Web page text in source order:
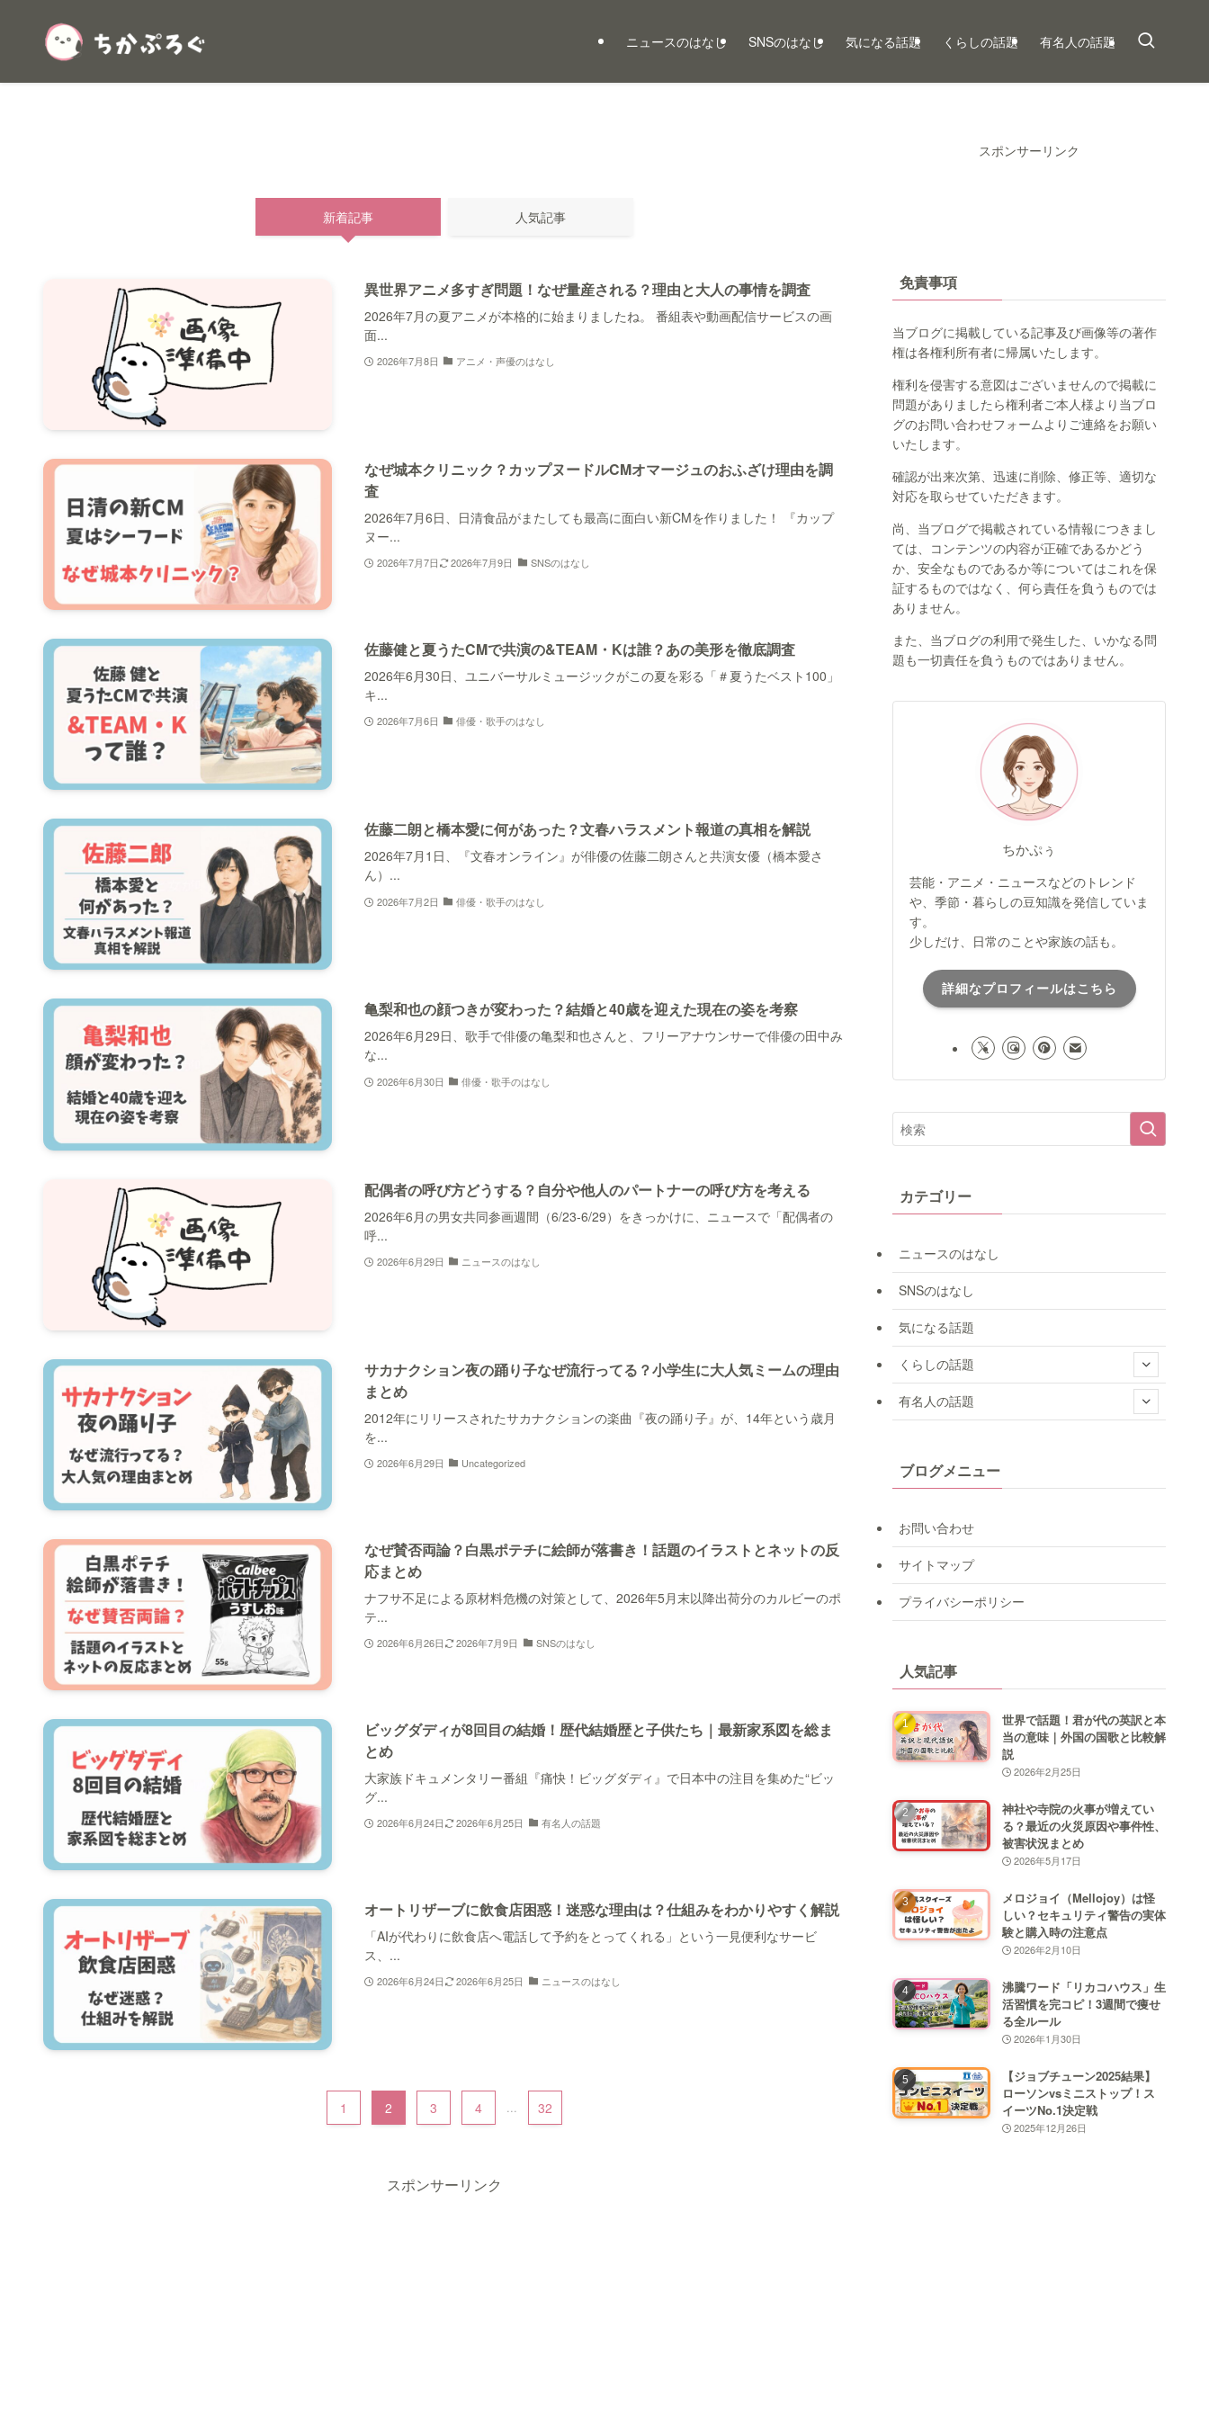
ニュースのはなし SNSのはなし 気になる話題 くらしの話題 有名人の話題
新着記事 人気記事
異世界アニメ多すぎ問題！なぜ量産される？理由と大人の事情を調査
2026年7月の夏アニメが本格的に始まりましたね。 番組表や動画配信サービスの画
面...
2026年7月8日 アニメ・声優のはなし
なぜ城本クリニック？カップヌードルCMオマージュのおふざけ理由を調
査
2026年7月6日、日清食品がまたしても最高に面白い新CMを作りました！ 『カップ
ヌー...
2026年7月7日 2026年7月9日 SNSのはなし
佐藤健と夏うたCMで共演の&TEAM・Kは誰？あの美形を徹底調査
2026年6月30日、ユニバーサルミュージックがこの夏を彩る「＃夏うたベスト100」
キ...
2026年7月6日 俳優・歌手のはなし
佐藤二朗と橋本愛に何があった？文春ハラスメント報道の真相を解説
2026年7月1日、『文春オンライン』が俳優の佐藤二朗さんと共演女優（橋本愛さ
ん）...
2026年7月2日 俳優・歌手のはなし
亀梨和也の顔つきが変わった？結婚と40歳を迎えた現在の姿を考察
2026年6月29日、歌手で俳優の亀梨和也さんと、フリーアナウンサーで俳優の田中み
な...
2026年6月30日 俳優・歌手のはなし
配偶者の呼び方どうする？自分や他人のパートナーの呼び方を考える
2026年6月の男女共同参画週間（6/23-6/29）をきっかけに、ニュースで「配偶者の
呼...
2026年6月29日 ニュースのはなし
サカナクション夜の踊り子なぜ流行ってる？小学生に大人気ミームの理由
まとめ
2012年にリリースされたサカナクションの楽曲『夜の踊り子』が、14年という歳月
を...
2026年6月29日 Uncategorized
なぜ賛否両論？白黒ポテチに絵師が落書き！話題のイラストとネットの反
応まとめ
ナフサ不足による原材料危機の対策として、2026年5月末以降出荷分のカルビーのポ
テ...
2026年6月26日 2026年7月9日 SNSのはなし
ビッグダディが8回目の結婚！歴代結婚歴と子供たち｜最新家系図を総ま
とめ
大家族ドキュメンタリー番組『痛快！ビッグダディ』で日本中の注目を集めた“ビッ
グ...
2026年6月24日 2026年6月25日 有名人の話題
オートリザーブに飲食店困惑！迷惑な理由は？仕組みをわかりやすく解説
「AIが代わりに飲食店へ電話して予約をとってくれる」という一見便利なサービ
ス、...
2026年6月24日 2026年6月25日 ニュースのはなし
1 2 3 4 ... 32
スポンサーリンク
スポンサーリンク
免責事項
当ブログに掲載している記事及び画像等の著作
権は各権利所有者に帰属いたします。
権利を侵害する意図はございませんので掲載に
問題がありましたら権利者ご本人様より当ブロ
グのお問い合わせフォームよりご連絡をお願い
いたします。
確認が出来次第、迅速に削除、修正等、適切な
対応を取らせていただきます。
尚、当ブログで掲載されている情報につきまし
ては、コンテンツの内容が正確であるかどう
か、安全なものであるか等についてはこれを保
証するものではなく、何ら責任を負うものでは
ありません。
また、当ブログの利用で発生した、いかなる問
題も一切責任を負うものではありません。
ちかぷぅ
芸能・アニメ・ニュースなどのトレンド
や、季節・暮らしの豆知識を発信していま
す。
少しだけ、日常のことや家族の話も。
詳細なプロフィールはこちら
カテゴリー
ニュースのはなし
SNSのはなし
気になる話題
くらしの話題
有名人の話題
ブログメニュー
お問い合わせ
サイトマップ
プライバシーポリシー
人気記事
世界で話題！君が代の英訳と本
当の意味｜外国の国歌と比較解
説
2026年2月25日
神社や寺院の火事が増えてい
る？最近の火災原因や事件性、
被害状況まとめ
2026年5月17日
メロジョイ（Mellojoy）は怪
しい？セキュリティ警告の実体
験と購入時の注意点
2026年2月10日
沸騰ワード「リカコハウス」生
活習慣を完コピ！3週間で痩せ
る全ルール
2026年1月30日
【ジョブチューン2025結果】
ローソンvsミニストップ！ス
イーツNo.1決定戦
2025年12月26日